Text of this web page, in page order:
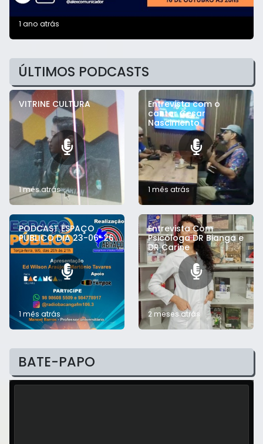
1 ano atrás
ÚLTIMOS PODCASTS
VITRINE CULTURA
1 mês atrás
Entrevista com o
cantor Cesar
Nascimento
1 mês atrás
PODCAST ESPAÇO
PÚBLICO DIA 23-06-26
1 mês atrás
Entrevista Com
Psicóloga DR Bianga e
DR Carine
2 meses atrás
BATE-PAPO